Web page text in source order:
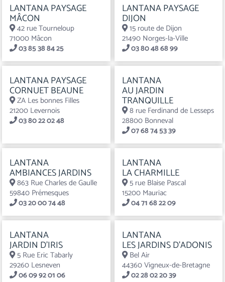
LANTANA PAYSAGE
MÂCON
42 rue Tourneloup
71000 Mâcon
03 85 38 84 25
LANTANA PAYSAGE
DIJON
15 route de Dijon
21490 Norges-la-Ville
03 80 48 68 99
LANTANA PAYSAGE
CORNUET BEAUNE
ZA Les bonnes Filles
21200 Levernois
03 80 22 02 48
LANTANA
AU JARDIN
TRANQUILLE
8 rue Ferdinand de Lesseps
28800 Bonneval
07 68 74 53 39
LANTANA
AMBIANCES JARDINS
863 Rue Charles de Gaulle
59840 Prémesques
03 20 00 74 48
LANTANA
LA CHARMILLE
5 rue Blaise Pascal
15200 Mauriac
04 71 68 22 09
LANTANA
JARDIN D’IRIS
5 Rue Eric Tabarly
29260 Lesneven
06 09 92 01 06
LANTANA
LES JARDINS D’ADONIS
Bel Air
44360 Vigneux-de-Bretagne
02 28 02 20 39